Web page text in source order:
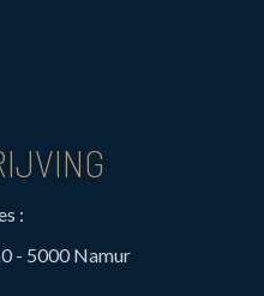
:
- 5000 Namur